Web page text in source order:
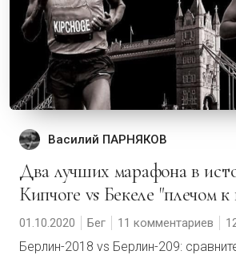
Василий ПАРНЯКОВ
Два лучших марафона в истории: видео
Кипчоге vs Бекеле "плечом к
01.10.2020 Бег 11 комментариев
Берлин-2018 vs Берлин-209: